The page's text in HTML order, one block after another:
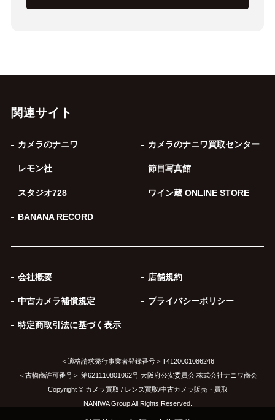
関連サイト
カメラのナニワ カメラのナニワ買取センター
レモン社 節目写真館
スタジオ728 ワイン蔵 ONLINE STORE
BANANA RECORD
会社概要 店舗規約
中古カメラ補償規定 プライバシーポリシー
特定商取引法に基づく表示
＜適格請求発行事業者登録番号＞T4120001086246
＜古物商許可番号＞ 第621110801062号 大阪府公安委員会 株式会社ナニワ商会
Copyright © カメラ買取 / レンズ買取/中古カメラ販売・買取
NANIWA Group All Rights Reserved.